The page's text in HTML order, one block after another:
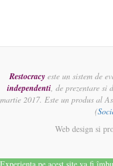
Restocracy este un sistem de
independenti, de prezentare si
martie 2017. Este un produs al
(
Web design si
Experiența pe acest site va fi